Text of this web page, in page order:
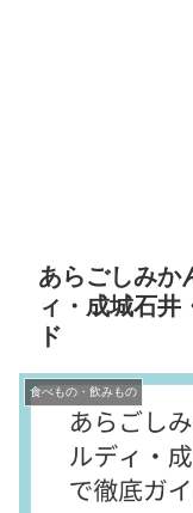
あらごしみか
ィ・成城石井
ド
食べもの・飲みもの